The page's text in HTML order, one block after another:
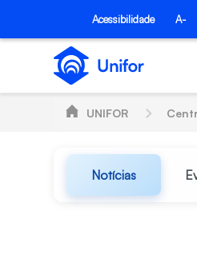
Pular para o Conteúdo principal
Acessibilidade A-
UNIFOR
Notícias